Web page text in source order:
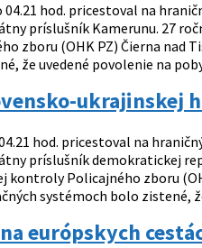
04.21 hod. pricestoval na
príslušník Kamerunu. 27
zboru (OHK PZ) Čierna nad
že uvedené povolenie na
ukrajinskej
hod. pricestoval na
príslušník demokratickej
Policajného zboru
systémoch bolo zistené,
európskych